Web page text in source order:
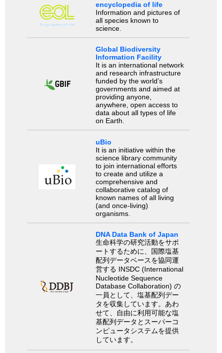
encyclopedia of life
Information and pictures of
all species known to
science.
Global Biodiversity
Information Facility
It is an international network
and research infrastructure
funded by the world’s
governments and aimed at
providing anyone,
anywhere, open access to
data about all types of life
on Earth.
uBio
It is an initiative within the
science library community
to join international efforts
to create and utilize a
comprehensive and
collaborative catalog of
known names of all living
(and once-living)
organisms.
DNA Data Bank of Japan
生命科学の研究活動をサポ
ートするために、国際塩基
配列データベースを協同運
営する INSDC (International
Nucleotide Sequence
Database Collaboration) の
一員として、塩基配列デー
タを収集しています。あわ
せて、自由に利用可能な塩
基配列データとスーパーコ
ンピュータシステムを提供
しています。